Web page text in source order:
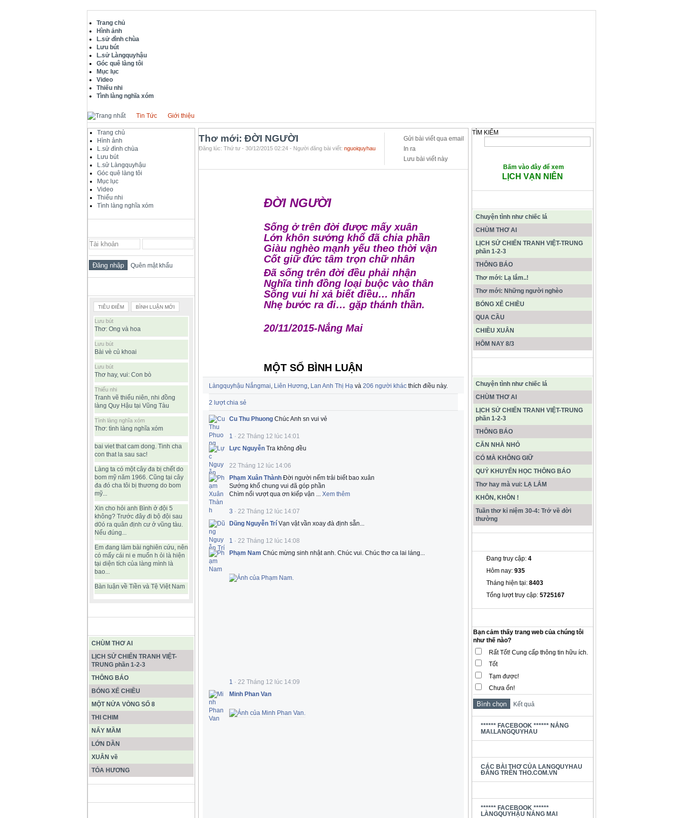
Trang chủ
Hình ảnh
L.sử đình chùa
Lưu bút
L.sử Làngquyhậu
Góc quê làng tôi
Mục lục
Video
Thiếu nhi
Tình làng nghĩa xóm
Tin Tức Giới thiệu
Trang chủ
Hình ảnh
L.sử đình chùa
Lưu bút
L.sử Làngquyhậu
Góc quê làng tôi
Mục lục
Video
Thiếu nhi
Tình làng nghĩa xóm
Quên mật khẩu
TIÊU ĐIỂM BÌNH LUẬN MỚI
Lưu bút
Thơ: Ong và hoa
Lưu bút
Bài vè củ khoai
Lưu bút
Thơ hay, vui: Con bò
Thiếu nhi
Tranh vẽ thiếu niên, nhi đồng
làng Quy Hậu tại Vũng Tàu
Tình làng nghĩa xóm
Thơ: tình làng nghĩa xóm
bai viet that cam dong. Tinh cha
con that la sau sac!
Làng ta có một cây đa bị chết do
bom mỹ năm 1966. Cũng tại cây
đa đó cha tôi bị thương do bom
mỹ...
Xin cho hỏi anh Bình ở đội 5
không? Trước đây đi bộ đội sau
d0ó ra quân định cư ở vũng tàu.
Nếu đúng...
Em đang làm bài nghiên cứu, nên
có mấy cái ni e muốn h ỏi là hiện
tại diện tích của làng mình là
bao...
Bàn luận về Tiền và Tệ Việt Nam
CHÙM THƠ AI
LỊCH SỬ CHIẾN TRANH VIỆT-
TRUNG phần 1-2-3
THÔNG BÁO
BÓNG XẾ CHIỀU
MỘT NỬA VÒNG SỐ 8
THI CHIM
NẨY MẦM
LỚN DẦN
XUÂN về
TỎA HƯƠNG
Gửi bài viết qua email
In ra
Lưu bài viết này
Thơ mới: ĐỜI NGƯỜI
Đăng lúc: Thứ tư - 30/12/2015 02:24 - Người đăng bài viết: nguoiquyhau
ĐỜI NGƯỜI
Sống ở trên đời được mấy xuân
Lớn khôn sướng khổ đã chia phần
Giàu nghèo mạnh yếu theo thời vận
Cốt giữ đức tâm trọn chữ nhân
Đã sống trên đời đều phải nhận
Nghĩa tình đồng loại buộc vào thân
Sống vui hỉ xả biết điều… nhẩn
Nhẹ bước ra đi… gặp thánh thần.
20/11/2015-Nắng Mai
MỘT SỐ BÌNH LUẬN
Làngquyhậu Nắngmai, Liên Hương, Lan Anh Thị Hạ và 206 người khác thích điều này.
2 lượt chia sẻ
Bình
Luận
Cu Thu Phuong Chúc Anh sn vui vẻ
1 · 22 Tháng 12 lúc 14:01
Lực Nguyễn Tra không đều
22 Tháng 12 lúc 14:06
Phạm Xuân Thành Đời người nếm trải biết bao xuân
Sướng khổ chung vui đã góp phần
Chìm nổi vượt qua ơn kiếp vận ... Xem thêm
3 · 22 Tháng 12 lúc 14:07
Dũng Nguyễn Trí Vạn vật vần xoay đà định sẵn...
1 · 22 Tháng 12 lúc 14:08
Phạm Nam Chúc mừng sinh nhật anh. Chúc vui. Chúc thơ ca lai láng...
1 · 22 Tháng 12 lúc 14:09
Minh Phan Van
TÌM KIẾM
Bấm vào đây để xem
LỊCH VẠN NIÊN
Chuyện tình như chiếc lá
CHÙM THƠ AI
LỊCH SỬ CHIẾN TRANH VIỆT-TRUNG
phần 1-2-3
THÔNG BÁO
Thơ mới: Lạ lắm..!
Thơ mới: Những người nghèo
BÓNG XẾ CHIỀU
QUA CẦU
CHIỀU XUÂN
HÔM NAY 8/3
Chuyện tình như chiếc lá
CHÙM THƠ AI
LỊCH SỬ CHIẾN TRANH VIỆT-TRUNG
phần 1-2-3
THÔNG BÁO
CĂN NHÀ NHỎ
CÓ MÀ KHÔNG GIỮ
QUỶ KHUYẾN HỌC THÔNG BÁO
Thơ hay mà vui: LẠ LẮM
KHÔN, KHÔN !
Tuần thơ kỉ niệm 30-4: Trở về đời
thường
Đang truy cập: 4
Hôm nay: 935
Tháng hiện tại: 8403
Tổng lượt truy cập: 5725167
Bạn cảm thấy trang web của chúng tôi
như thế nào?
Rất Tốt! Cung cấp thông tin hữu ích.
Tốt
Tạm được!
Chưa ổn!
Kết quả
****** FACEBOOK ****** NẮNG
MAI.LANGQUYHAU
CÁC BÀI THƠ CỦA LANGQUYHAU
ĐĂNG TRÊN THO.COM.VN
****** FACEBOOK ******
LÀNGQUYHẬU NẮNG MAI